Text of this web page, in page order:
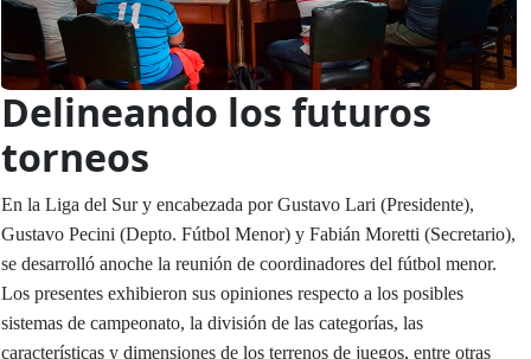
Delineando los futuros
torneos
En la Liga del Sur y encabezada por Gustavo Lari (Presidente),
Gustavo Pecini (Depto. Fútbol Menor) y Fabián Moretti (Secretario),
se desarrolló anoche la reunión de coordinadores del fútbol menor.
Los presentes exhibieron sus opiniones respecto a los posibles
sistemas de campeonato, la división de las categorías, las
características y dimensiones de los terrenos de juegos, entre otras